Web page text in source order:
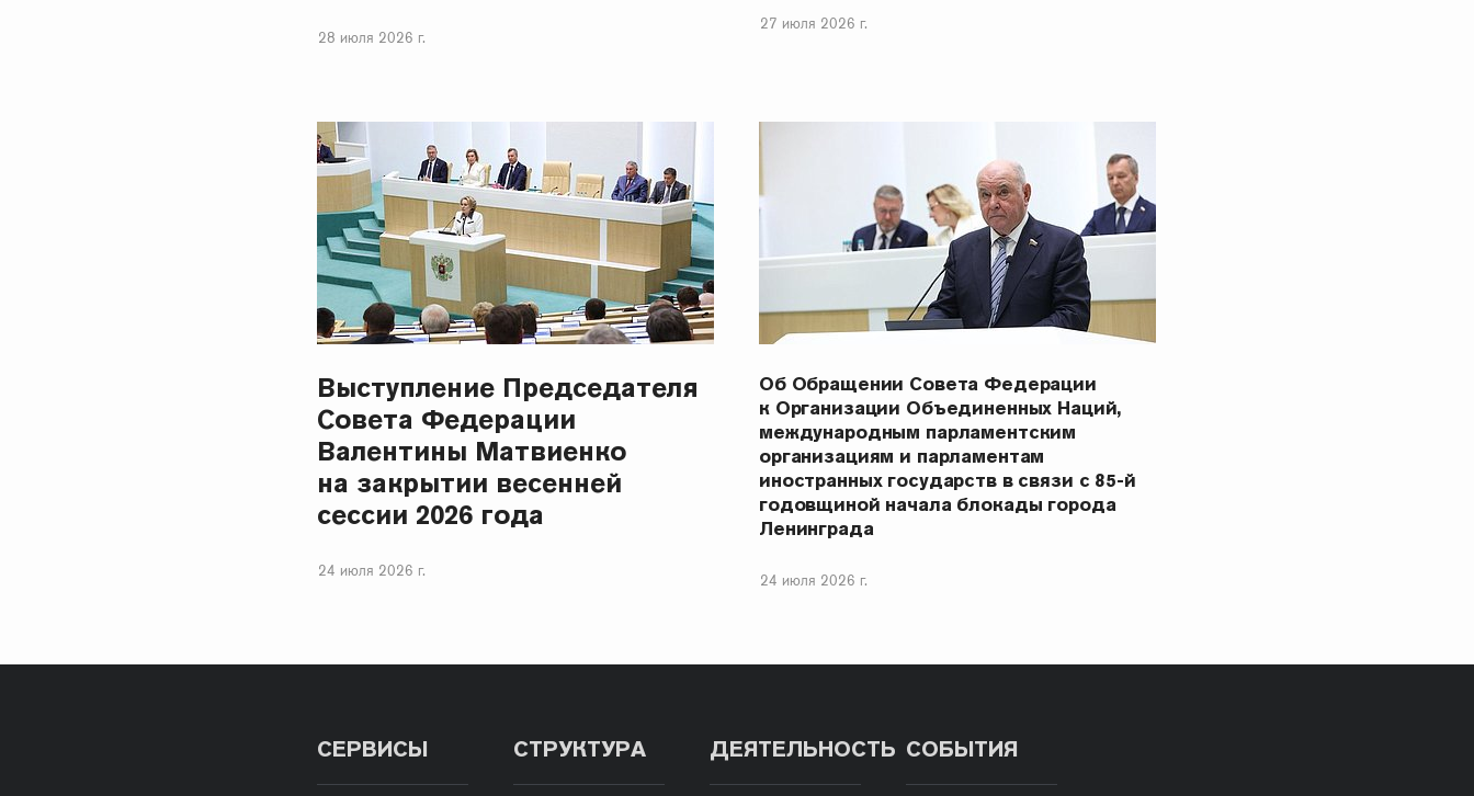
28 июля 2026 г.
27 июля 2026 г.
Выступление Председателя
Совета Федерации
Валентины Матвиенко
на закрытии весенней
сессии 2026 года
24 июля 2026 г.
Об Обращении Совета Федерации
к Организации Объединенных Наций,
международным парламентским
организациям и парламентам
иностранных государств в связи с 85-й
годовщиной начала блокады города
Ленинграда
24 июля 2026 г.
СЕРВИСЫ СТРУКТУРА ДЕЯТЕЛЬНОСТЬ СОБЫТИЯ